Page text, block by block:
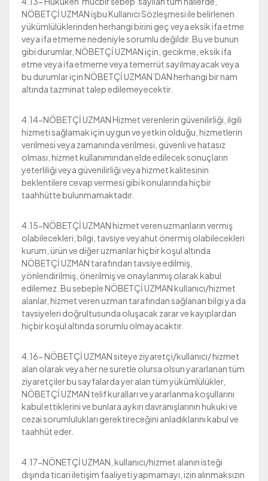
NÖBETÇİ UZMAN işbu Kullanıcı Sözleşmesi ile belirlenen
yükümlülüklerinden herhangi birini geç veya eksik ifa etme
veya ifa etmeme nedeniyle sorumlu değildir. Bu ve bunun
gibi durumlar, NÖBETÇİ UZMAN için, gecikme, eksik ifa
etme veya ifa etmeme veya temerrüt sayılmayacak veya
bu durumlar için NÖBETÇİ UZMAN’DAN herhangi bir nam
altında tazminat talep edilemeyecektir.
4.14-NÖBETÇİ UZMAN Hizmet verenlerin güvenilirliği, ilgili
hizmeti sağlamak için uygun ve yetkin olduğu, hizmetlerin
verilmesi veya zamanında verilmesi, güvenli ve hatasız
olması, hizmet kullanımından elde edilecek sonuçların
yeterliliği veya güvenilirliği veya hizmet kalitesinin
beklentilere cevap vermesi gibi konularında hiçbir
taahhütte bulunmamaktadır.
4.15-NÖBETÇİ UZMAN hizmet veren uzmanların vermiş
olabilecekleri; bilgi, tavsiye veyahut önermiş olabilecekleri
kurum, ürün ve diğer uzmanlar hiçbir koşul altında
NÖBETÇİ UZMAN tarafından tavsiye edilmiş,
yönlendirilmiş, önerilmiş ve onaylanmış olarak kabul
edilemez. Bu sebeple NÖBETÇİ UZMAN kullanıcı/hizmet
alanlar, hizmet veren uzman tarafından sağlanan bilgi ya da
tavsiyeleri doğrultusunda oluşacak zarar ve kayıplardan
hiçbir koşul altında sorumlu olmayacaktır.
4.16- NÖBETÇİ UZMAN siteye ziyaretçi/kullanıcı/ hizmet
alan olarak veya her ne suretle olursa olsun yararlanan tüm
ziyaretçiler bu sayfalarda yer alan tüm yükümlülükler,
NÖBETÇİ UZMAN telif kuralları ve yararlanma koşullarını
kabul ettiklerini ve bunlara aykırı davranışlarının hukuki ve
cezai sorumlulukları gerektireceğini anladıklarını kabul ve
taahhüt eder.
4.17-NÖNETÇİ UZMAN, kullanıcı/hizmet alanın isteği
dışında ticari iletişim faaliyeti yapmamayı, izin alınmaksızın